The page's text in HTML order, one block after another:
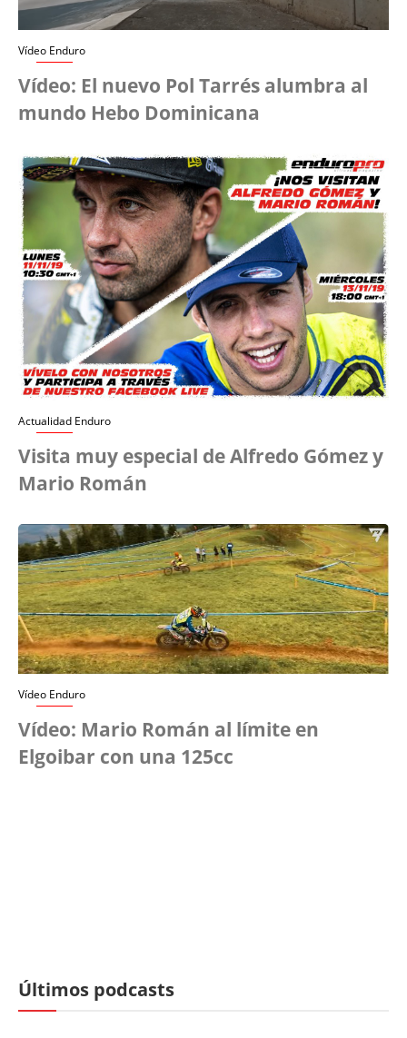
Vídeo Enduro
Vídeo: El nuevo Pol Tarrés alumbra al
mundo Hebo Dominicana
Actualidad Enduro
Visita muy especial de Alfredo Gómez y
Mario Román
Vídeo Enduro
Vídeo: Mario Román al límite en
Elgoibar con una 125cc
Últimos podcasts